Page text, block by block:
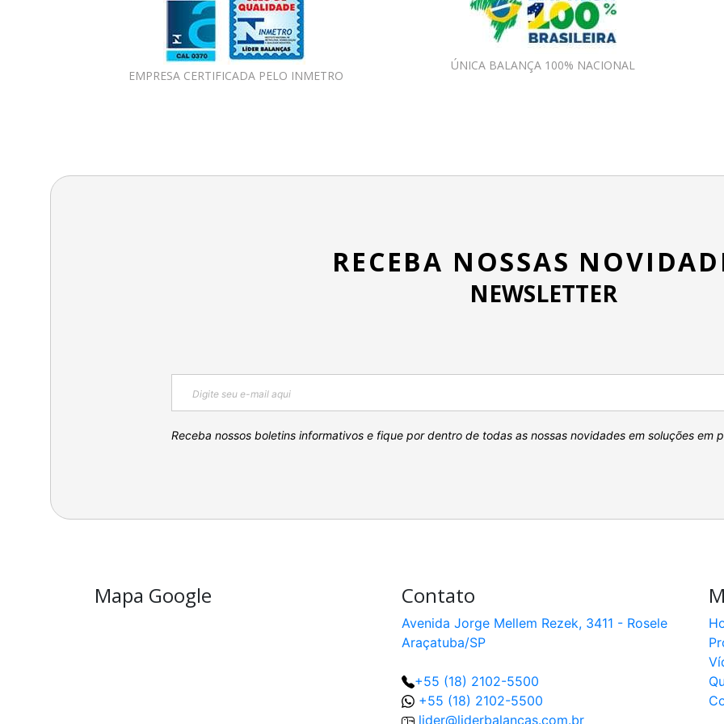
EMPRESA CERTIFICADA PELO INMETRO
ÚNICA BALANÇA 100% NACIONAL
RECEBA NOSSAS
NEWSLETTER
Receba nossos boletins informativos e fique por dentro de todas as nossas novidades em soluções em
Mapa Google Contato
Avenida Jorge Mellem Rezek, 3411 - Rosele
Araçatuba/SP
+55 (18) 2102-5500
+55 (18) 2102-5500
lider@liderbalancas.com.br